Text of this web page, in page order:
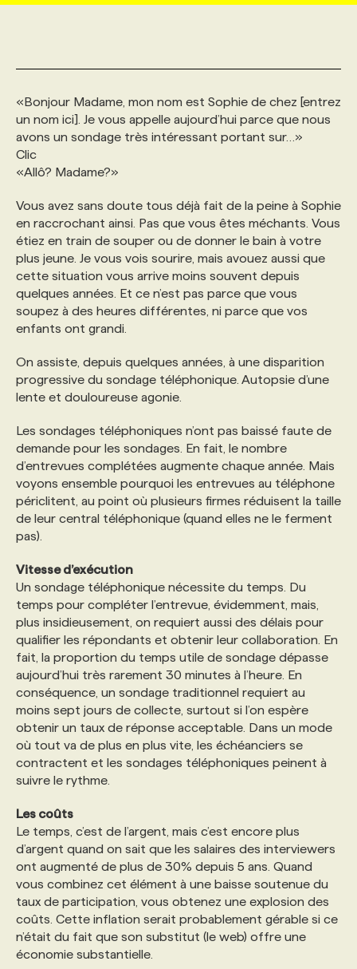
INITIATIVES NUMÉRIQUES
TENDANCES
MARKETING DURABLE
ÉVÉNEMENTIEL
NOS AUTEUR‧RICES
ANNONCEZ AVEC NOUS
PROFIL ENTREPRISE
ANNONCEZ AVEC NOUS
PROFIL CANDIDAT
ANNONCEZ AVEC NOUS
NOS PARCOURS DE FORMATIONS
NOS FORMATEUR‧RICES
POURQUOI CHOISIR NOS FORMATIONS
PROGRAMMES DE SUBVENTIONS
FAQ
ANNONCEZ AVEC NOUS
CHASSE DE TÊTE
SERVICE DE CHASSE DE TÊTE
NOS EXPERTISES
FAQ
«Bonjour Madame, mon nom est Sophie de chez [entrez
un nom ici]. Je vous appelle aujourd’hui parce que nous
avons un sondage très intéressant portant sur…»
Clic
«Allô? Madame?»
Vous avez sans doute tous déjà fait de la peine à Sophie
en raccrochant ainsi. Pas que vous êtes méchants. Vous
étiez en train de souper ou de donner le bain à votre
plus jeune. Je vous vois sourire, mais avouez aussi que
cette situation vous arrive moins souvent depuis
quelques années. Et ce n’est pas parce que vous
soupez à des heures différentes, ni parce que vos
enfants ont grandi.
On assiste, depuis quelques années, à une disparition
progressive du sondage téléphonique. Autopsie d’une
lente et douloureuse agonie.
Les sondages téléphoniques n’ont pas baissé faute de
demande pour les sondages. En fait, le nombre
d’entrevues complétées augmente chaque année. Mais
voyons ensemble pourquoi les entrevues au téléphone
périclitent, au point où plusieurs firmes réduisent la taille
de leur central téléphonique (quand elles ne le ferment
pas).
Vitesse d’exécution
Un sondage téléphonique nécessite du temps. Du
temps pour compléter l’entrevue, évidemment, mais,
plus insidieusement, on requiert aussi des délais pour
qualifier les répondants et obtenir leur collaboration. En
fait, la proportion du temps utile de sondage dépasse
aujourd’hui très rarement 30 minutes à l’heure. En
conséquence, un sondage traditionnel requiert au
moins sept jours de collecte, surtout si l’on espère
obtenir un taux de réponse acceptable. Dans un mode
où tout va de plus en plus vite, les échéanciers se
contractent et les sondages téléphoniques peinent à
suivre le rythme.
Les coûts
Le temps, c’est de l’argent, mais c’est encore plus
d’argent quand on sait que les salaires des interviewers
ont augmenté de plus de 30% depuis 5 ans. Quand
vous combinez cet élément à une baisse soutenue du
taux de participation, vous obtenez une explosion des
coûts. Cette inflation serait probablement gérable si ce
n’était du fait que son substitut (le web) offre une
économie substantielle.